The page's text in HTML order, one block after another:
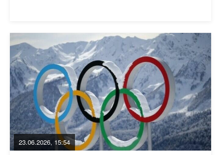
23.06.2026, 15:54